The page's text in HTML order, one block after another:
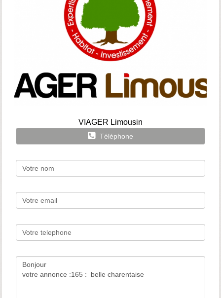
VIAGER Limousin
Téléphone